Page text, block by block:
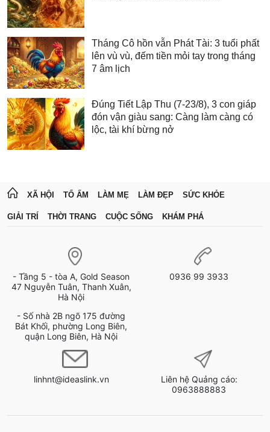
Tháng Cô hồn vẫn Phát Tài: 3 tuổi phất
lên vù vù, đếm tiền mỏi tay trong tháng
7 âm lịch
Đúng Tiết Lập Thu (7-23/8), 3 con giáp
đón vận giàu sang: Càng làm càng có
lộc, tài khí bừng nở
XÃ HỘI TỔ ẤM LÀM MẸ LÀM ĐẸP SỨC KHỎE
GIẢI TRÍ THỜI TRANG CUỘC SỐNG KHÁM PHÁ
- Tầng 5 - tòa A, Gold Season
47 Nguyễn Tuân, Thanh Xuân,
Hà Nội
- Số nhà 2B ngõ 175 đường
Bát Khối, phường Long Biên,
quận Long Biên, Hà Nội
0936 99 3933
linhnt@ideaslink.vn
Liên hệ Quảng cáo:
0963888883